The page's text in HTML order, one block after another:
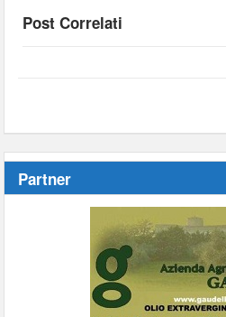
Post Correlati
Partner